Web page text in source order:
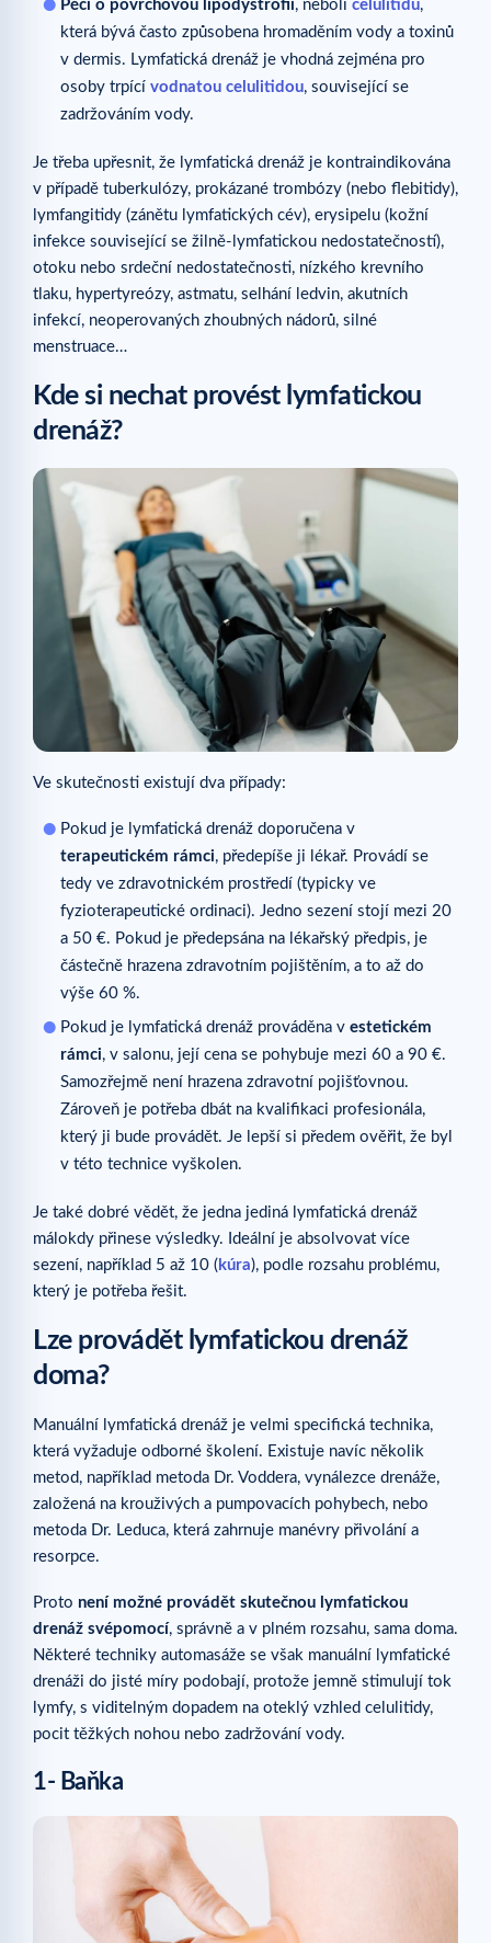
Péči o povrchovou lipodystrofii, neboli celulitidu,
která bývá často způsobena hromaděním vody a toxinů
v dermis. Lymfatická drenáž je vhodná zejména pro
osoby trpící vodnatou celulitidou, související se
zadržováním vody.
Je třeba upřesnit, že lymfatická drenáž je kontraindikována
v případě tuberkulózy, prokázané trombózy (nebo flebitidy),
lymfangitidy (zánětu lymfatických cév), erysipelu (kožní
infekce související se žilně-lymfatickou nedostatečností),
otoku nebo srdeční nedostatečnosti, nízkého krevního
tlaku, hypertyreózy, astmatu, selhání ledvin, akutních
infekcí, neoperovaných zhoubných nádorů, silné
menstruace…
Kde si nechat provést lymfatickou
drenáž?
Ve skutečnosti existují dva případy:
Pokud je lymfatická drenáž doporučena v
terapeutickém rámci, předepíše ji lékař. Provádí se
tedy ve zdravotnickém prostředí (typicky ve
fyzioterapeutické ordinaci). Jedno sezení stojí mezi 20
a 50 €. Pokud je předepsána na lékařský předpis, je
částečně hrazena zdravotním pojištěním, a to až do
výše 60 %.
Pokud je lymfatická drenáž prováděna v estetickém
rámci, v salonu, její cena se pohybuje mezi 60 a 90 €.
Samozřejmě není hrazena zdravotní pojišťovnou.
Zároveň je potřeba dbát na kvalifikaci profesionála,
který ji bude provádět. Je lepší si předem ověřit, že byl
v této technice vyškolen.
Je také dobré vědět, že jedna jediná lymfatická drenáž
málokdy přinese výsledky. Ideální je absolvovat více
sezení, například 5 až 10 ( kúra), podle rozsahu problému,
který je potřeba řešit.
Lze provádět lymfatickou drenáž
doma?
Manuální lymfatická drenáž je velmi specifická technika,
která vyžaduje odborné školení. Existuje navíc několik
metod, například metoda Dr. Voddera, vynálezce drenáže,
založená na krouživých a pumpovacích pohybech, nebo
metoda Dr. Leduca, která zahrnuje manévry přivolání a
resorpce.
Proto není možné provádět skutečnou lymfatickou
drenáž svépomocí, správně a v plném rozsahu, sama doma.
Některé techniky automasáže se však manuální lymfatické
drenáži do jisté míry podobají, protože jemně stimulují tok
lymfy, s viditelným dopadem na oteklý vzhled celulitidy,
pocit těžkých nohou nebo zadržování vody.
1- Baňka